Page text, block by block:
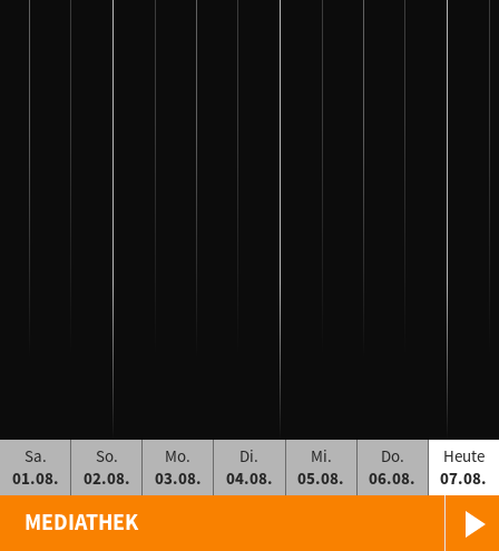
MEDIATHEK
Sa.
01.08.
So.
02.08.
Mo.
03.08.
Di.
04.08.
Mi.
05.08.
Do.
06.08.
Heute
07.08.